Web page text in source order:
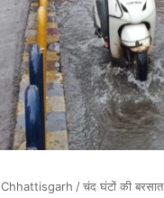
Chhattisgarh /चंद घंटों की